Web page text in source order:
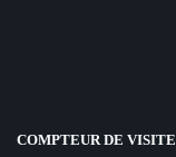
COMPTEUR DE VISITE